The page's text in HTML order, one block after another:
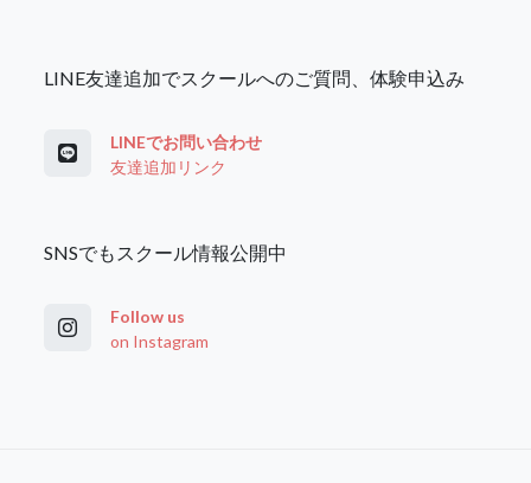
LINE友達追加でスクールへのご質問、体験申込み
LINEでお問い合わせ
友達追加リンク
SNSでもスクール情報公開中
Follow us
on Instagram